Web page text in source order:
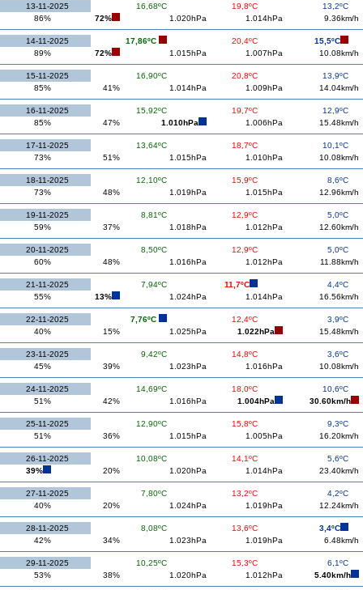
13-11-2025 16,68ºC 19,8ºC
13,2ºC
86%
72% 1.020hPa 1.014hPa 9.36km/h
14-11-2025 17,86ºC 20,4ºC
15,5ºC
89%
72% 1.015hPa 1.007hPa 10.08km/h
15-11-2025 16,90ºC 20,8ºC
13,9ºC
85%
41% 1.014hPa 1.009hPa 14.04km/h
16-11-2025 15,92ºC 19,7ºC
12,9ºC
85%
47% 1.010hPa 1.006hPa 15.48km/h
17-11-2025 13,64ºC 18,7ºC
10,1ºC
73%
51% 1.015hPa 1.010hPa 10.08km/h
18-11-2025 12,10ºC 15,9ºC
8,6ºC
73%
48% 1.019hPa 1.015hPa 12.96km/h
19-11-2025 8,81ºC 12,9ºC
5,0ºC
59%
37% 1.018hPa 1.012hPa 12.60km/h
20-11-2025 8,50ºC 12,9ºC
5,0ºC
60%
48% 1.016hPa 1.012hPa 11.88km/h
21-11-2025 7,94ºC 11,7ºC
4,4ºC
55%
13% 1.024hPa 1.014hPa 16.56km/h
22-11-2025 7,76ºC 12,4ºC
3,9ºC
40%
15% 1.025hPa 1.022hPa 15.48km/h
23-11-2025 9,42ºC 14,8ºC
3,6ºC
45%
39% 1.023hPa 1.016hPa 10.08km/h
24-11-2025 14,69ºC 18,0ºC
10,6ºC
51%
42% 1.016hPa 1.004hPa 30.60km/h
25-11-2025 12,90ºC 15,8ºC
9,3ºC
51%
36% 1.015hPa 1.005hPa 16.20km/h
26-11-2025 10,08ºC 14,1ºC
5,6ºC
39%
20% 1.020hPa 1.014hPa 23.40km/h
27-11-2025 7,80ºC 13,2ºC
4,2ºC
40%
20% 1.024hPa 1.019hPa 12.24km/h
28-11-2025 8,08ºC 13,6ºC
3,4ºC
42%
34% 1.023hPa 1.019hPa 6.48km/h
29-11-2025 10,25ºC 15,3ºC
6,1ºC
53%
38% 1.020hPa 1.012hPa 5.40km/h